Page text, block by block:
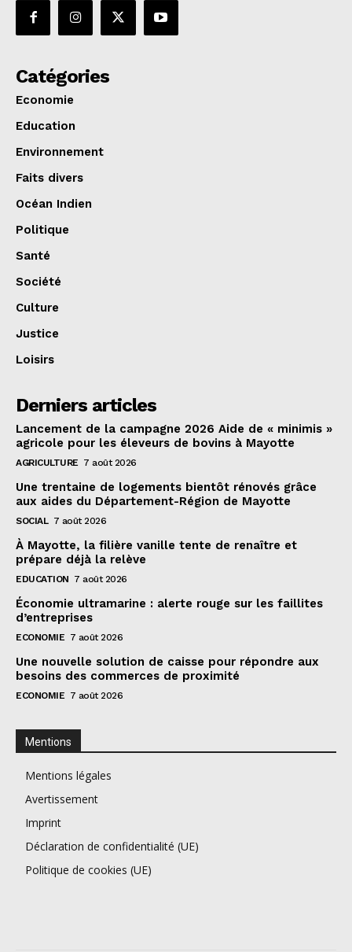
Catégories
Economie
Education
Environnement
Faits divers
Océan Indien
Politique
Santé
Société
Culture
Justice
Loisirs
Derniers articles
Lancement de la campagne 2026 Aide de « minimis »
agricole pour les éleveurs de bovins à Mayotte
AGRICULTURE 7 août 2026
Une trentaine de logements bientôt rénovés grâce
aux aides du Département-Région de Mayotte
SOCIAL 7 août 2026
À Mayotte, la filière vanille tente de renaître et
prépare déjà la relève
EDUCATION 7 août 2026
Économie ultramarine : alerte rouge sur les faillites
d’entreprises
ECONOMIE 7 août 2026
Une nouvelle solution de caisse pour répondre aux
besoins des commerces de proximité
ECONOMIE 7 août 2026
Mentions
Mentions légales
Avertissement
Imprint
Déclaration de confidentialité (UE)
Politique de cookies (UE)